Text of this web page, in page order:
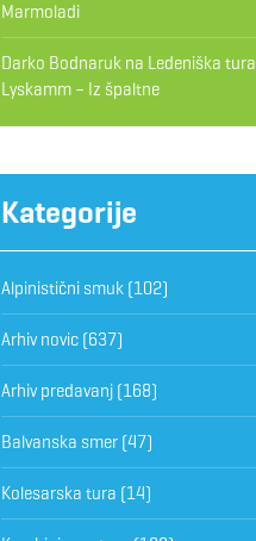
Marmoladi
Darko Bodnarukna Ledeniška tura
Lyskamm – Iz špaltne
Kategorije
Alpinistični smuk(102)
Arhiv novic(637)
Arhiv predavanj(168)
Balvanska smer(47)
Kolesarska tura (14)